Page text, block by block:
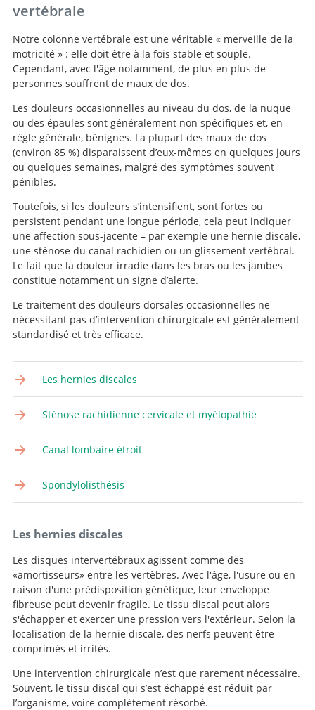
vertébrale
Notre colonne vertébrale est une véritable « merveille de la
motricité » : elle doit être à la fois stable et souple.
Cependant, avec l'âge notamment, de plus en plus de
personnes souffrent de maux de dos.
Les douleurs occasionnelles au niveau du dos, de la nuque
ou des épaules sont généralement non spécifiques et, en
règle générale, bénignes. La plupart des maux de dos
(environ 85 %) disparaissent d’eux-mêmes en quelques jours
ou quelques semaines, malgré des symptômes souvent
pénibles.
Toutefois, si les douleurs s’intensifient, sont fortes ou
persistent pendant une longue période, cela peut indiquer
une affection sous-jacente – par exemple une hernie discale,
une sténose du canal rachidien ou un glissement vertébral.
Le fait que la douleur irradie dans les bras ou les jambes
constitue notamment un signe d’alerte.
Le traitement des douleurs dorsales occasionnelles ne
nécessitant pas d’intervention chirurgicale est généralement
standardisé et très efficace.
Les hernies discales
Sténose rachidienne cervicale et myélopathie
Canal lombaire étroit
Spondylolisthésis
Les hernies discales
Les disques intervertébraux agissent comme des
«amortisseurs» entre les vertèbres. Avec l'âge, l'usure ou en
raison d'une prédisposition génétique, leur enveloppe
fibreuse peut devenir fragile. Le tissu discal peut alors
s'échapper et exercer une pression vers l'extérieur. Selon la
localisation de la hernie discale, des nerfs peuvent être
comprimés et irrités.
Une intervention chirurgicale n’est que rarement nécessaire.
Souvent, le tissu discal qui s’est échappé est réduit par
l’organisme, voire complètement résorbé.